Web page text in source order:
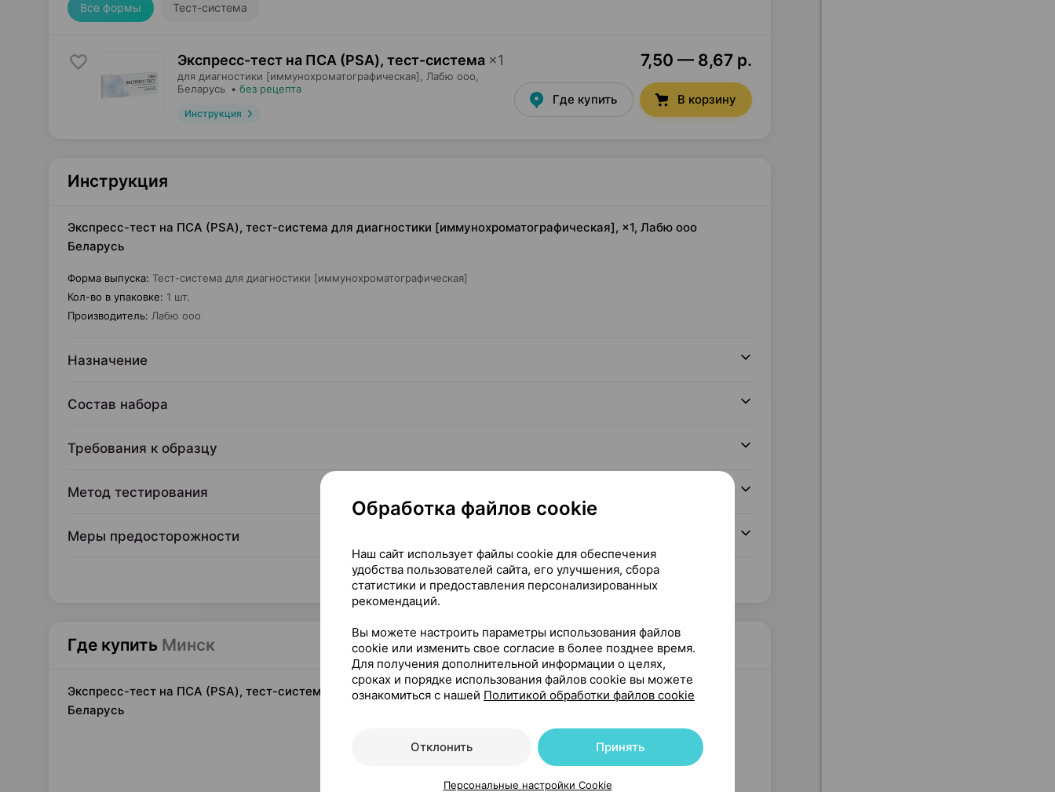
Все формы Тест-система
Экспресс-тест на ПСА (PSA), тест-система ×1
для диагностики [иммунохроматографическая], Лабю ооо
Беларусь • без рецепта
Инструкция
7,50 — 8,67 р.
Где купить В корзину
Инструкция
Экспресс-тест на ПСА (PSA), тест-система для диагностики [иммунохроматографическая], ×1, Лабю ооо
Беларусь
Форма выпуска: Тест-система для диагностики [иммунохроматографическая]
Кол-во в упаковке: 1 шт.
Производитель: Лабю ооо
Назначение
Состав набора
Требования к образцу
Метод тестирования
Меры предосторожности
Читать полностью
Где купить Минск
Экспресс-тест на ПСА (PSA), тест-система для диагностики [иммунохроматографическая], ×1, Лабю ооо
Беларусь
19
Обработка файлов cookie
Наш сайт использует файлы cookie для обеспечения
удобства пользователей сайта, его улучшения, сбора
статистики и предоставления персонализированных
рекомендаций.
Вы можете настроить параметры использования файлов
cookie или изменить свое согласие в более позднее время.
Для получения дополнительной информации о целях,
сроках и порядке использования файлов cookie вы можете
ознакомиться с нашей Политикой обработки файлов cookie
Отклонить Принять
Персональные настройки Cookie